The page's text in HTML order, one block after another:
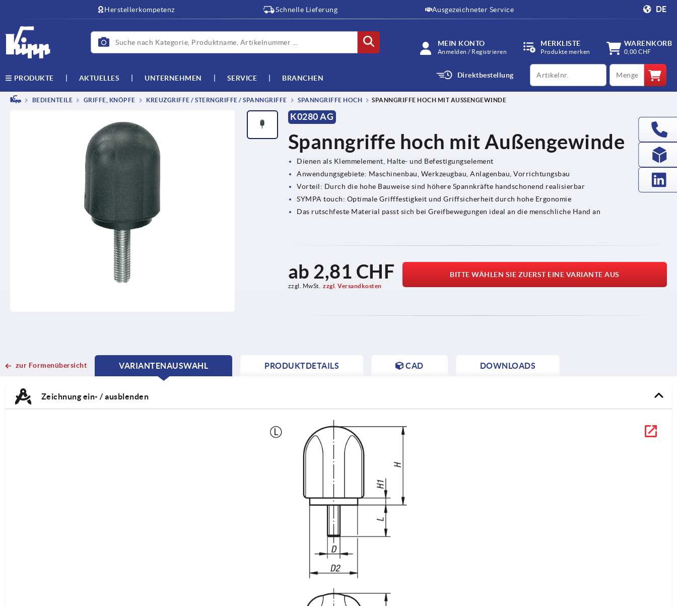
Herstellerkompetenz Schnelle Lieferung Ausgezeichneter Service DE
MEIN KONTO
Anmelden / Registrieren
MERKLISTE
Produkte merken
WARENKORB
0,00 CHF
PRODUKTE AKTUELLES UNTERNEHMEN SERVICE BRANCHEN Direktbestellung
productCode qty
BEDIENTEILE GRIFFE, KNÖPFE KREUZGRIFFE / STERNGRIFFE / SPANNGRIFFE SPANNGRIFFE HOCH SPANNGRIFFE HOCH MIT AUSSENGEWINDE
K0280 AG
Spanngriffe hoch mit Außengewinde
Dienen als Klemmelement, Halte- und Befestigungselement
Anwendungsgebiete: Maschinenbau, Werkzeugbau, Anlagenbau, Vorrichtungsbau
Vorteil: Durch die hohe Bauweise sind höhere Spannkräfte handschonend realisierbar
SYMPA touch: Optimale Grifffestigkeit und Griffsicherheit durch hohe Ergonomie
Das rutschfeste Material passt sich bei Greifbewegungen ideal an die menschliche Hand an
ab 2,81 CHF
zzgl. MwSt. zzgl. Versandkosten
BITTE WÄHLEN SIE ZUERST EINE VARIANTE AUS
zur Formenübersicht
VARIANTENAUSWAHL
CURRENT
CURRENT
PRODUKTDETAILS CAD DOWNLOADS
Zeichnung ein- / ausblenden